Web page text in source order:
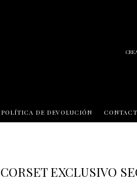
POLÍTICA DE DEVOLUCIÓN
CORSET EXCLUSIVO